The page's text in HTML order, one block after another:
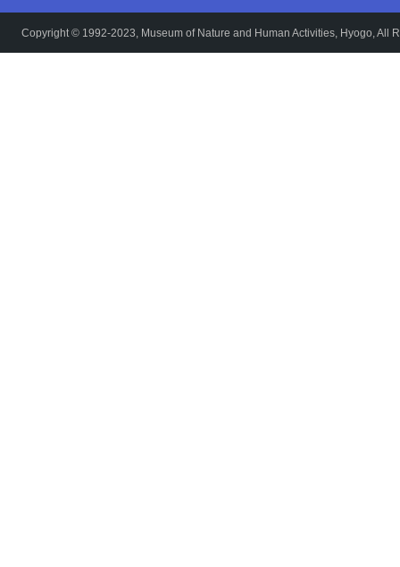
Copyright © 1992-2023, Museum of Nature and Human Activities, Hyogo, All